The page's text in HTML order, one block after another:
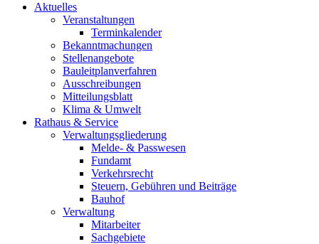
Aktuelles
Veranstaltungen
Terminkalender
Bekanntmachungen
Stellenangebote
Bauleitplanverfahren
Ausschreibungen
Mitteilungsblatt
Klima & Umwelt
Rathaus & Service
Verwaltungsgliederung
Melde- & Passwesen
Fundamt
Verkehrsrecht
Steuern, Gebühren und Beiträge
Bauhof
Verwaltung
Mitarbeiter
Sachgebiete